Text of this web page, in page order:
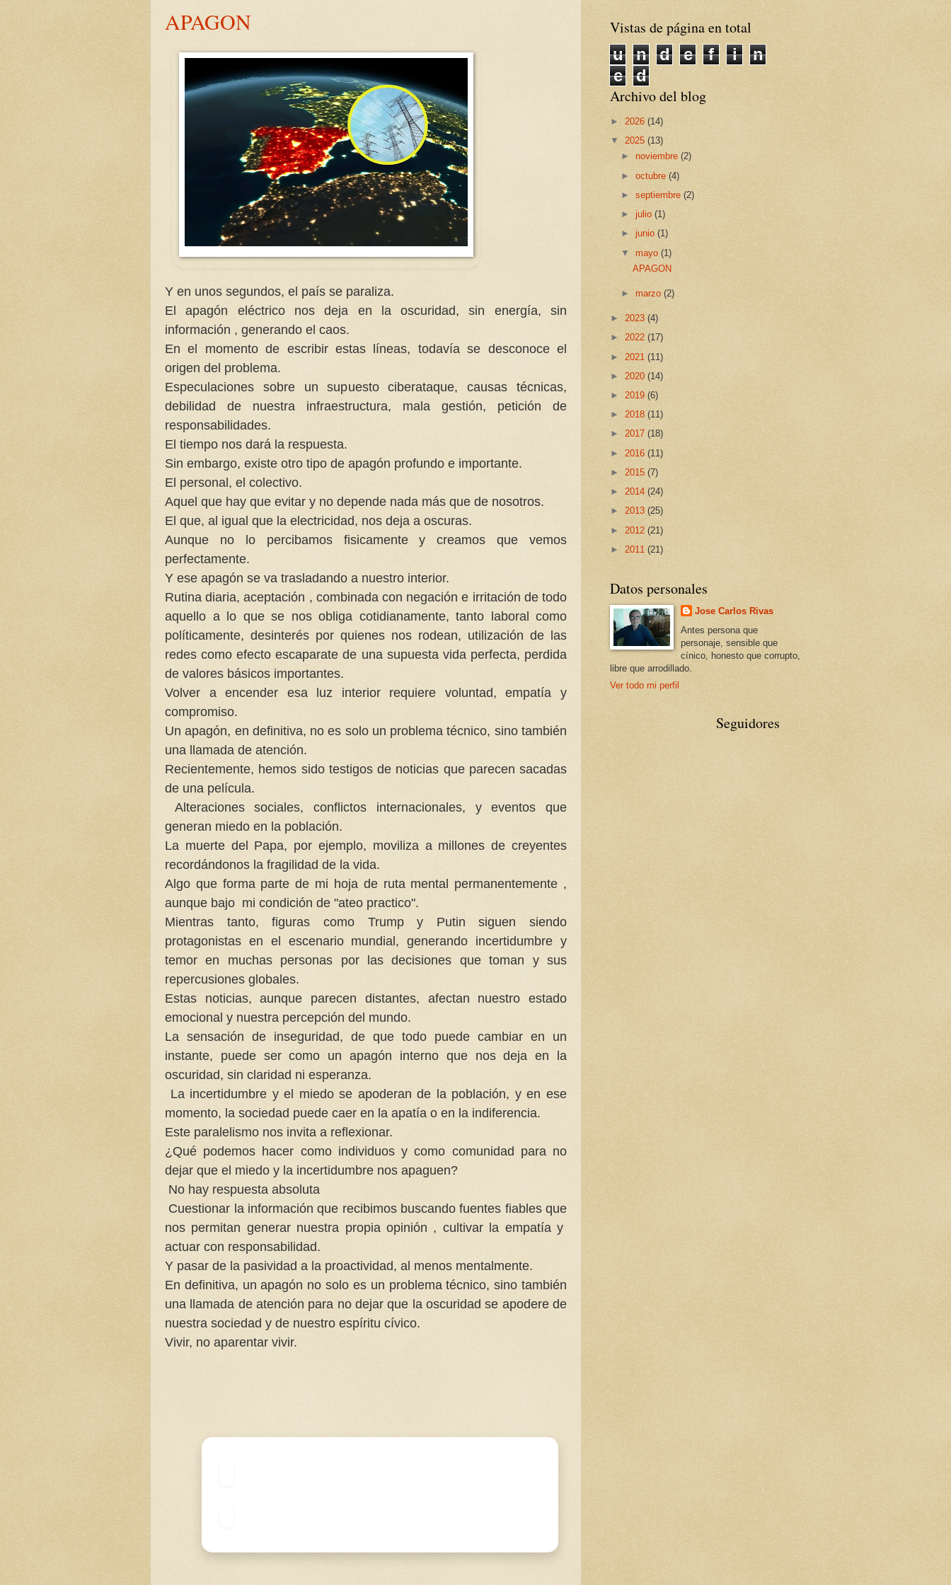
APAGON
Y en unos segundos, el país se paraliza.
El apagón eléctrico nos deja en la oscuridad, sin energía, sin
información , generando el caos.
En el momento de escribir estas líneas, todavía se desconoce el
origen del problema.
Especulaciones sobre un supuesto ciberataque, causas técnicas,
debilidad de nuestra infraestructura, mala gestión, petición de
responsabilidades.
El tiempo nos dará la respuesta.
Sin embargo, existe otro tipo de apagón profundo e importante.
El personal, el colectivo.
Aquel que hay que evitar y no depende nada más que de nosotros.
El que, al igual que la electricidad, nos deja a oscuras.
Aunque no lo percibamos fisicamente y creamos que vemos
perfectamente.
Y ese apagón se va trasladando a nuestro interior.
Rutina diaria, aceptación , combinada con negación e irritación de todo
aquello a lo que se nos obliga cotidianamente, tanto laboral como
políticamente, desinterés por quienes nos rodean, utilización de las
redes como efecto escaparate de una supuesta vida perfecta, perdida
de valores básicos importantes.
Volver a encender esa luz interior requiere voluntad, empatía y
compromiso.
Un apagón, en definitiva, no es solo un problema técnico, sino también
una llamada de atención.
Recientemente, hemos sido testigos de noticias que parecen sacadas
de una película.
Alteraciones sociales, conflictos internacionales, y eventos que
generan miedo en la población.
La muerte del Papa, por ejemplo, moviliza a millones de creyentes
recordándonos la fragilidad de la vida.
Algo que forma parte de mi hoja de ruta mental permanentemente ,
aunque bajo mi condición de "ateo practico".
Mientras tanto, figuras como Trump y Putin siguen siendo
protagonistas en el escenario mundial, generando incertidumbre y
temor en muchas personas por las decisiones que toman y sus
repercusiones globales.
Estas noticias, aunque parecen distantes, afectan nuestro estado
emocional y nuestra percepción del mundo.
La sensación de inseguridad, de que todo puede cambiar en un
instante, puede ser como un apagón interno que nos deja en la
oscuridad, sin claridad ni esperanza.
La incertidumbre y el miedo se apoderan de la población, y en ese
momento, la sociedad puede caer en la apatía o en la indiferencia.
Este paralelismo nos invita a reflexionar.
¿Qué podemos hacer como individuos y como comunidad para no
dejar que el miedo y la incertidumbre nos apaguen?
No hay respuesta absoluta
Cuestionar la información que recibimos buscando fuentes fiables que
nos permitan generar nuestra propia opinión , cultivar la empatía y
actuar con responsabilidad.
Y pasar de la pasividad a la proactividad, al menos mentalmente.
En definitiva, un apagón no solo es un problema técnico, sino también
una llamada de atención para no dejar que la oscuridad se apodere de
nuestra sociedad y de nuestro espíritu cívico.
Vivir, no aparentar vivir.
Vistas de página en total
u
n d e f i
n
e
d
Archivo del blog
► 2026 (14)
▼ 2025 (13)
►noviembre(2)
►octubre(4)
►septiembre(2)
►julio(1)
►junio(1)
▼mayo(1)
APAGON
►marzo(2)
► 2023 (4)
► 2022 (17)
► 2021 (11)
► 2020 (14)
► 2019 (6)
► 2018 (11)
► 2017 (18)
► 2016 (11)
► 2015 (7)
► 2014 (24)
► 2013 (25)
► 2012 (21)
► 2011 (21)
Datos personales
Jose Carlos Rivas
Antes persona que
personaje, sensible que
cínico, honesto que corrupto,
libre que arrodillado.
Ver todo mi perfil
Seguidores